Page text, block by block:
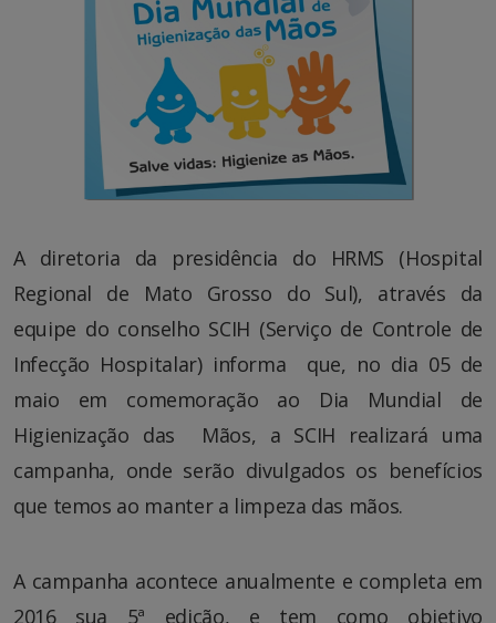
A diretoria da presidência do HRMS (Hospital
Regional de Mato Grosso do Sul), através da
equipe do conselho SCIH (Serviço de Controle de
Infecção Hospitalar) informa que, no dia 05 de
maio em comemoração ao Dia Mundial de
Higienização das Mãos, a SCIH realizará uma
campanha, onde serão divulgados os benefícios
que temos ao manter a limpeza das mãos.
A campanha acontece anualmente e completa em
2016 sua 5ª edição, e tem como objetivo